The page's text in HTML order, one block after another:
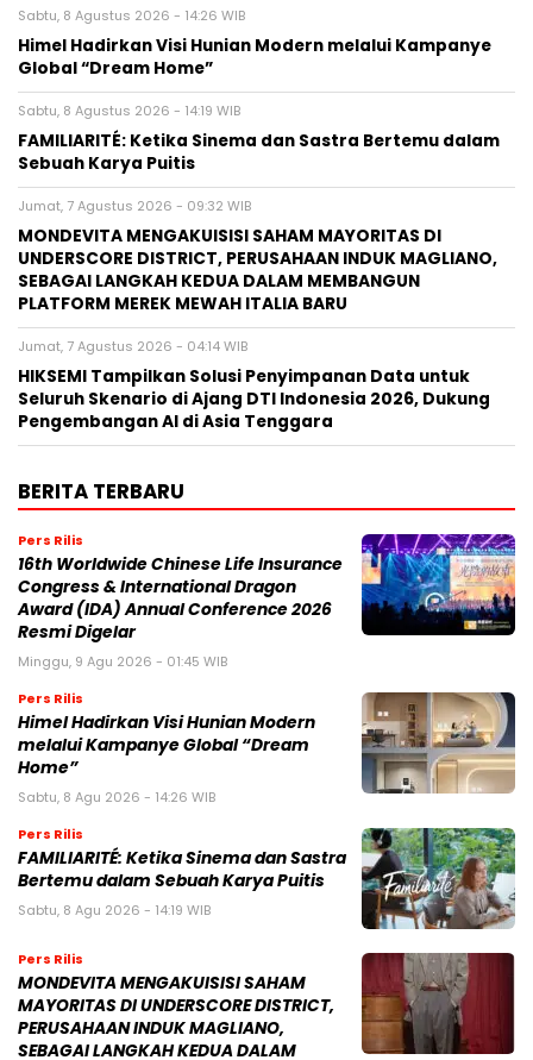
Sabtu, 8 Agustus 2026 - 14:26 WIB
Himel Hadirkan Visi Hunian Modern melalui Kampanye
Global “Dream Home”
Sabtu, 8 Agustus 2026 - 14:19 WIB
FAMILIARITÉ: Ketika Sinema dan Sastra Bertemu dalam
Sebuah Karya Puitis
Jumat, 7 Agustus 2026 - 09:32 WIB
MONDEVITA MENGAKUISISI SAHAM MAYORITAS DI
UNDERSCORE DISTRICT, PERUSAHAAN INDUK MAGLIANO,
SEBAGAI LANGKAH KEDUA DALAM MEMBANGUN
PLATFORM MEREK MEWAH ITALIA BARU
Jumat, 7 Agustus 2026 - 04:14 WIB
HIKSEMI Tampilkan Solusi Penyimpanan Data untuk
Seluruh Skenario di Ajang DTI Indonesia 2026, Dukung
Pengembangan AI di Asia Tenggara
BERITA TERBARU
Pers Rilis
16th Worldwide Chinese Life Insurance
Congress & International Dragon
Award (IDA) Annual Conference 2026
Resmi Digelar
Minggu, 9 Agu 2026 - 01:45 WIB
Pers Rilis
Himel Hadirkan Visi Hunian Modern
melalui Kampanye Global “Dream
Home”
Sabtu, 8 Agu 2026 - 14:26 WIB
Pers Rilis
FAMILIARITÉ: Ketika Sinema dan Sastra
Bertemu dalam Sebuah Karya Puitis
Sabtu, 8 Agu 2026 - 14:19 WIB
Pers Rilis
MONDEVITA MENGAKUISISI SAHAM
MAYORITAS DI UNDERSCORE DISTRICT,
PERUSAHAAN INDUK MAGLIANO,
SEBAGAI LANGKAH KEDUA DALAM